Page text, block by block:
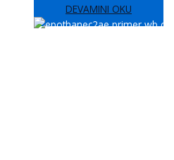
DEVAMINI OKU